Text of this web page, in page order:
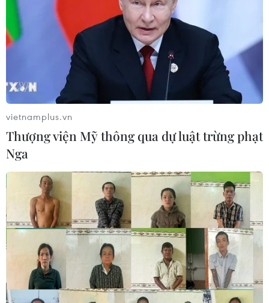
chức “bay lắc” tại Hà Nội
06/08/2026 03:46
Khởi tố thêm 6 đối tượng vụ lập
khống hồ sơ bảo hiểm y tế ở Đắk Lắk
05/08/2026 14:55
Vận chuyển quá cảnh hàng giả và
xâm phạm sở hữu trí tuệ diễn biến
phức tạp
05/08/2026 13:44
24 năm tù cho đôi vợ chồng tổ chức
“bay lắc” trong quán karaoke
05/08/2026 13:41
vietnamplus.vn
Thượng viện Mỹ thông qua dự luật trừng phạt
Nga